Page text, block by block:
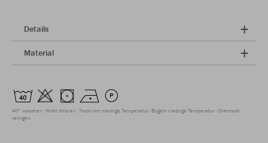
Details
Material
40° waschen Nicht chloren Trocknen niedrige Temperatur Bügeln niedrige Temperatur Chemisch
reinigen